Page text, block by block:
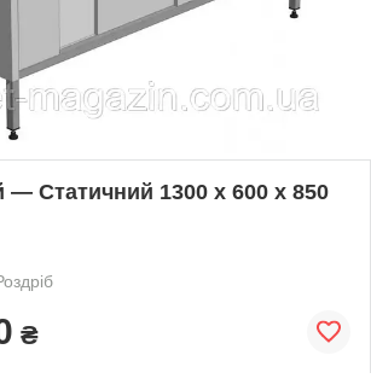
— Статичний 1300 х 600 х 850
₴